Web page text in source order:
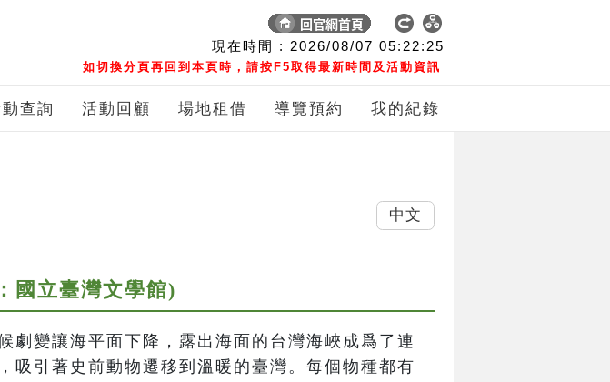
現在時間 : 2026/08/07 05:22:25
如切換分頁再回到本頁時，請按F5取得最新時間及活動資訊
查詢 活動回顧 場地租借 導覽預約 我的紀錄
國立臺灣文學館)
劇變讓海平面下降，露出海面的台灣海峽成爲了連
吸引著史前動物遷移到溫暖的臺灣。每個物種都有